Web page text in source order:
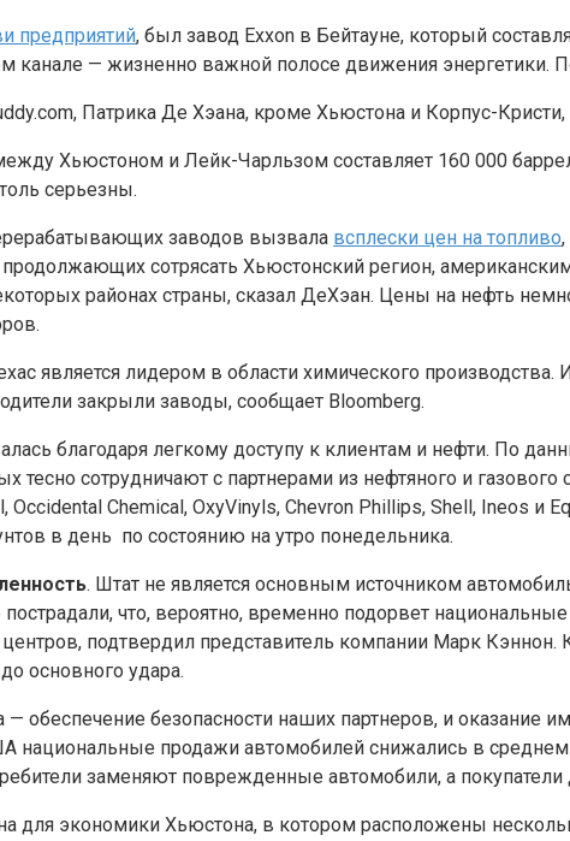
предприятий, был завод Exxon в Бейтауне, который
канале — жизненно важной полосе движения энергетики.
Патрика Де Хэана, кроме Хьюстона и Корпус-
Хьюстоном и Лейк-Чарльзом составляет 160 000
серьезны.
заводов вызвала всплески цен на топливо
сотрясать Хьюстонский регион,
районах страны, сказал ДеХэан. Цены на нефть
является лидером в области химического
закрыли заводы, сообщает Bloomberg.
благодаря легкому доступу к клиентам и нефти. По
тесно сотрудничают с партнерами из нефтяного и
Occidental Chemical, OxyVinyls, Chevron Phillips, Shell, Ineos
в день по состоянию на утро понедельника.
. Штат не является основным источником
что, вероятно, временно подорвет
подтвердил представитель компании Марк Кэннон.
основного удара.
— обеспечение безопасности наших партнеров, и
национальные продажи автомобилей снижались в
заменяют поврежденные автомобили, а
для экономики Хьюстона, в котором расположены